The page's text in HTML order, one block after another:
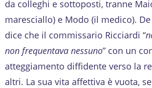
da colleghi e sottoposti, tranne
maresciallo) e Modo (il medico).
dice che il commissario Ricciardi “
non frequentava nessuno” con un
atteggiamento diffidente verso la
altri. La sua vita affettiva è vuota,